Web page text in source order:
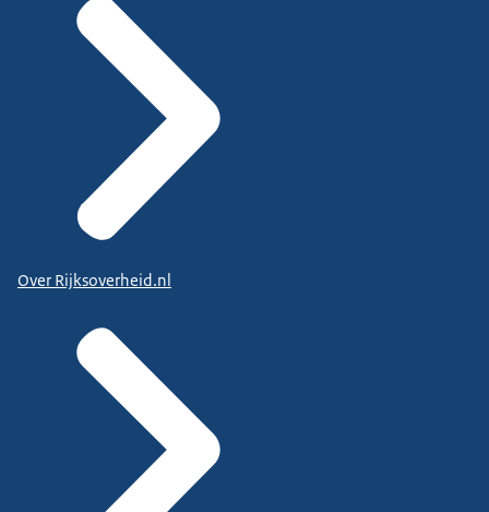
Over Rijksoverheid.nl